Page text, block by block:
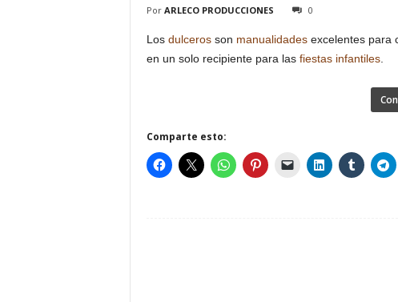
Por ARLECO PRODUCCIONES 0
Los dulcerosson manualidadesexcelentes para
en un solo recipiente para las fiestas infantiles.
Comparte esto: